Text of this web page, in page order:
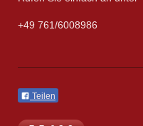
+49 761/6008986
Teilen